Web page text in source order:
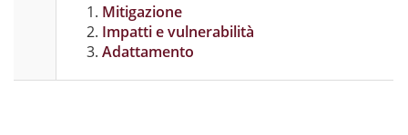
Mitigazione
Impatti e vulnerabilità
Adattamento